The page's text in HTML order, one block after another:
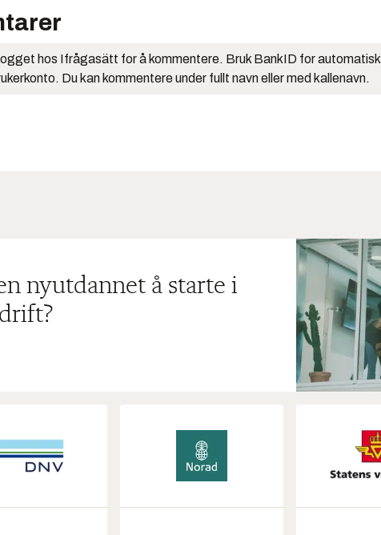
hos Ifrågasätt for å kommentere. Bruk BankID for automatisk
Du kan kommentere under fullt navn eller med kallenavn.
nyutdannet å starte i